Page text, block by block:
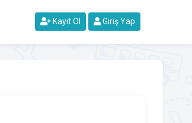
Kayıt Ol Giriş Yap